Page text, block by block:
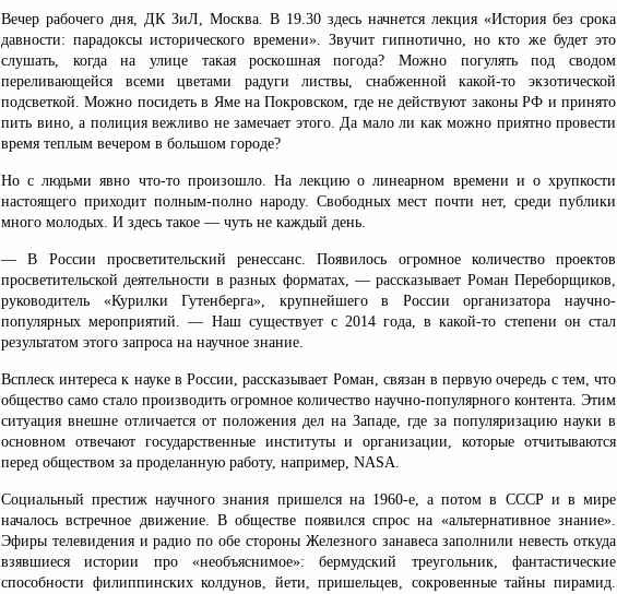
Вечер рабочего дня, ДК ЗиЛ, Москва. В 19.30 здесь начнется лекция «История без срока
давности: парадоксы исторического времени». Звучит гипнотично, но кто же будет это
слушать, когда на улице такая роскошная погода? Можно погулять под сводом
переливающейся всеми цветами радуги листвы, снабженной какой-то экзотической
подсветкой. Можно посидеть в Яме на Покровском, где не действуют законы РФ и принято
пить вино, а полиция вежливо не замечает этого. Да мало ли как можно приятно провести
время теплым вечером в большом городе?
Но с людьми явно что-то произошло. На лекцию о линеарном времени и о хрупкости
настоящего приходит полным-полно народу. Свободных мест почти нет, среди публики
много молодых. И здесь такое — чуть не каждый день.
— В России просветительский ренессанс. Появилось огромное количество проектов
просветительской деятельности в разных форматах, — рассказывает Роман Переборщиков,
руководитель «Курилки Гутенберга», крупнейшего в России организатора научно-
популярных мероприятий. — Наш существует с 2014 года, в какой-то степени он стал
результатом этого запроса на научное знание.
Всплеск интереса к науке в России, рассказывает Роман, связан в первую очередь с тем, что
общество само стало производить огромное количество научно-популярного контента. Этим
ситуация внешне отличается от положения дел на Западе, где за популяризацию науки в
основном отвечают государственные институты и организации, которые отчитываются
перед обществом за проделанную работу, например, NASA.
Социальный престиж научного знания пришелся на 1960-е, а потом в СССР и в мире
началось встречное движение. В обществе появился спрос на «альтернативное знание».
Эфиры телевидения и радио по обе стороны Железного занавеса заполнили невесть откуда
взявшиеся истории про «необъяснимое»: бермудский треугольник, фантастические
способности филиппинских колдунов, йети, пришельцев, сокровенные тайны пирамид.